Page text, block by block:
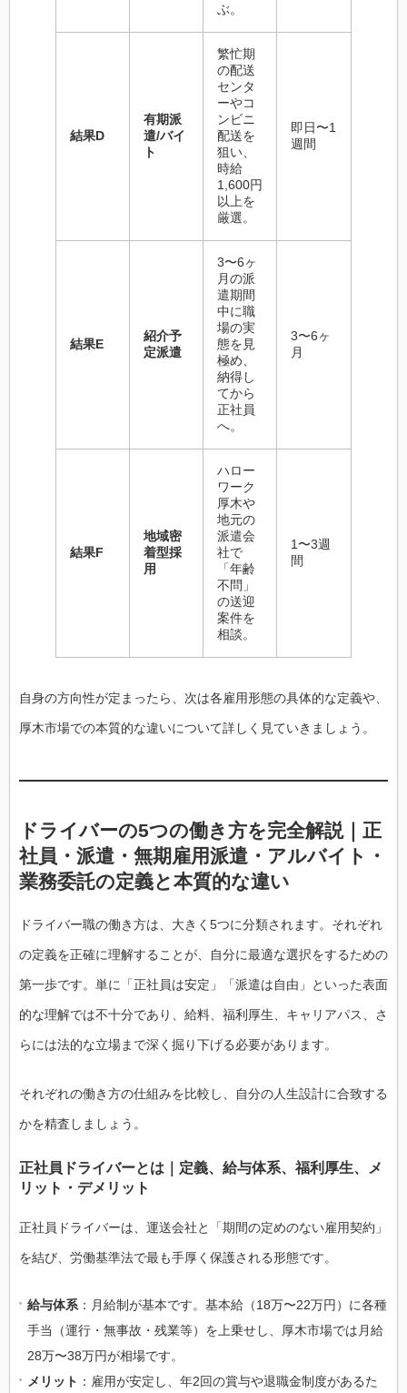
ぶ。
結果D
有期派
遣/バイ
ト
繁忙期
の配送
センタ
ーやコ
ンビニ
配送を
狙い、
時給
1,600円
以上を
厳選。
即日〜1
週間
結果E
紹介予
定派遣
3〜6ヶ
月の派
遣期間
中に職
場の実
態を見
極め、
納得し
てから
正社員
へ。
3〜6ヶ
月
結果F
地域密
着型採
用
ハロー
ワーク
厚木や
地元の
派遣会
社で
「年齢
不問」
の送迎
案件を
相談。
1〜3週
間
自身の方向性が定まったら、次は各雇用形態の具体的な定義や、
厚木市場での本質的な違いについて詳しく見ていきましょう。
ドライバーの5つの働き方を完全解説｜正
社員・派遣・無期雇用派遣・アルバイト・
業務委託の定義と本質的な違い
ドライバー職の働き方は、大きく5つに分類されます。それぞれ
の定義を正確に理解することが、自分に最適な選択をするための
第一歩です。単に「正社員は安定」「派遣は自由」といった表面
的な理解では不十分であり、給料、福利厚生、キャリアパス、さ
らには法的な立場まで深く掘り下げる必要があります。
それぞれの働き方の仕組みを比較し、自分の人生設計に合致する
かを精査しましょう。
正社員ドライバーとは｜定義、給与体系、福利厚生、メ
リット・デメリット
正社員ドライバーは、運送会社と「期間の定めのない雇用契約」
を結び、労働基準法で最も手厚く保護される形態です。
給与体系：月給制が基本です。基本給（18万〜22万円）に各種
手当（運行・無事故・残業等）を上乗せし、厚木市場では月給
28万〜38万円が相場です。
メリット ：雇用が安定し、年2回の賞与や退職金制度があるた